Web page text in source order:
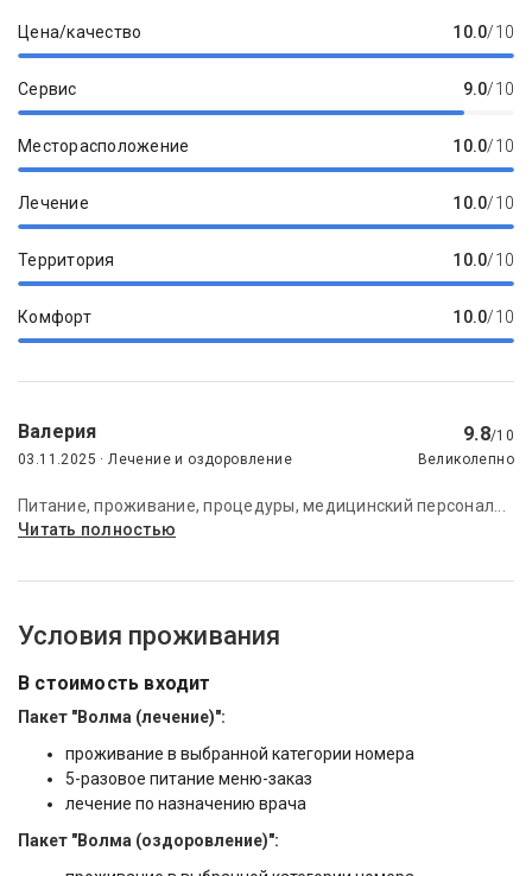
Цена/качество 10.0/10
Сервис 9.0/10
Месторасположение 10.0/10
Лечение 10.0/10
Территория 10.0/10
Комфорт 10.0/10
Валерия 9.8/10
03.11.2025 · Лечение и оздоровление
Великолепно
Питание, проживание, процедуры, медицинский персонал...
Читать полностью
Условия проживания
В стоимость входит
Пакет "Волма (лечение)":
проживание в выбранной категории номера
5-разовое питание меню-заказ
лечение по назначению врача
Пакет "Волма (оздоровление)":